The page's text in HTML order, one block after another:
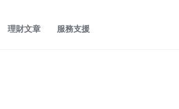
理財文章 服務支援